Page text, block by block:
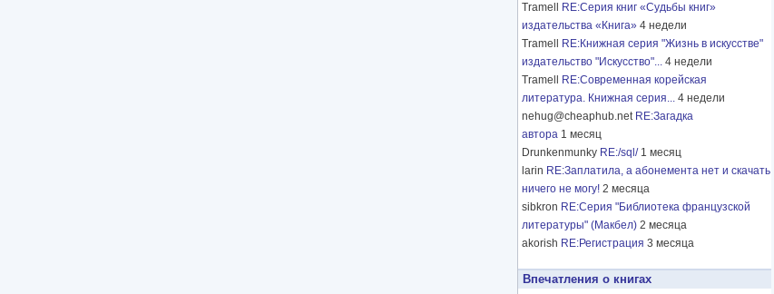
Tramell
RE:Серия книг «Судьбы книг»
издательства «Книга» 4 недели
Tramell
RE:Книжная серия "Жизнь в искусстве"
издательство "Искусство"... 4 недели
Tramell
RE:Современная корейская
литература. Книжная серия... 4 недели
nehug@cheaphub.net RE:Загадка
автора 1 месяц
Drunkenmunky RE:/sql/ 1 месяц
larin RE:Заплатила, а абонемента нет и скачать
ничего не могу! 2 месяца
sibkron RE:Серия "Библиотека французской
литературы" (Макбел) 2 месяца
akorish RE:Регистрация 3 месяца
Впечатления о книгах